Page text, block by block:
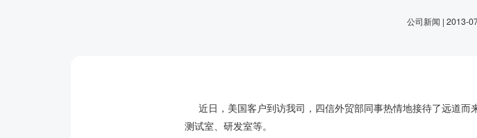
公司新闻 | 2013-
近日，美国客户到访我司，四信外贸部同事热情地接待了远道而
测试室、研发室等。